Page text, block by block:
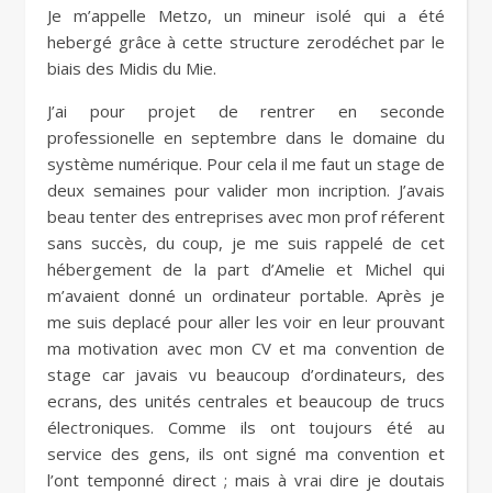
Je m’appelle Metzo, un mineur isolé qui a été
hebergé grâce à cette structure zerodéchet par le
biais des Midis du Mie.
J’ai pour projet de rentrer en seconde
professionelle en septembre dans le domaine du
système numérique. Pour cela il me faut un stage de
deux semaines pour valider mon incription. J’avais
beau tenter des entreprises avec mon prof réferent
sans succès, du coup, je me suis rappelé de cet
hébergement de la part d’Amelie et Michel qui
m’avaient donné un ordinateur portable. Après je
me suis deplacé pour aller les voir en leur prouvant
ma motivation avec mon CV et ma convention de
stage car javais vu beaucoup d’ordinateurs, des
ecrans, des unités centrales et beaucoup de trucs
électroniques. Comme ils ont toujours été au
service des gens, ils ont signé ma convention et
l’ont temponné direct ; mais à vrai dire je doutais